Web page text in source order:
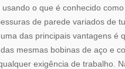
o que é conhecido
de parede variados de
das principais vantagens é
mesmas bobinas de aço e
exigência de trabalho.